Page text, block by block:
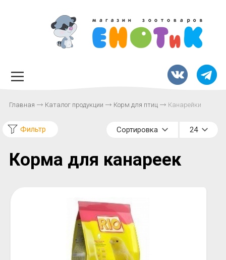
Главная Каталог продукции Корм для птиц Канарейки
24
Сортировка
Фильтр
Корма для канареек